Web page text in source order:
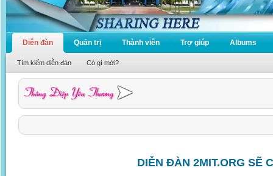
Diễn đàn
Tìm kiếm diễn đàn Có gì mới?
Quản trị Thành viên Trợ giúp Albums
DIỄN ĐÀN 2MIT.ORG SẼ